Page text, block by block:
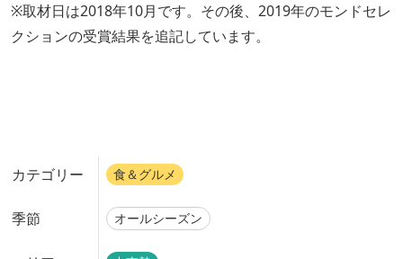
※取材日は2018年10月です。その後、2019年のモンドセレ
クションの受賞結果を追記しています。
カテゴリー 食＆グルメ
季節 オールシーズン